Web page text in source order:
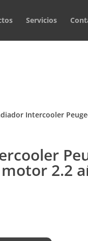
Servicios
Intercooler
2.2